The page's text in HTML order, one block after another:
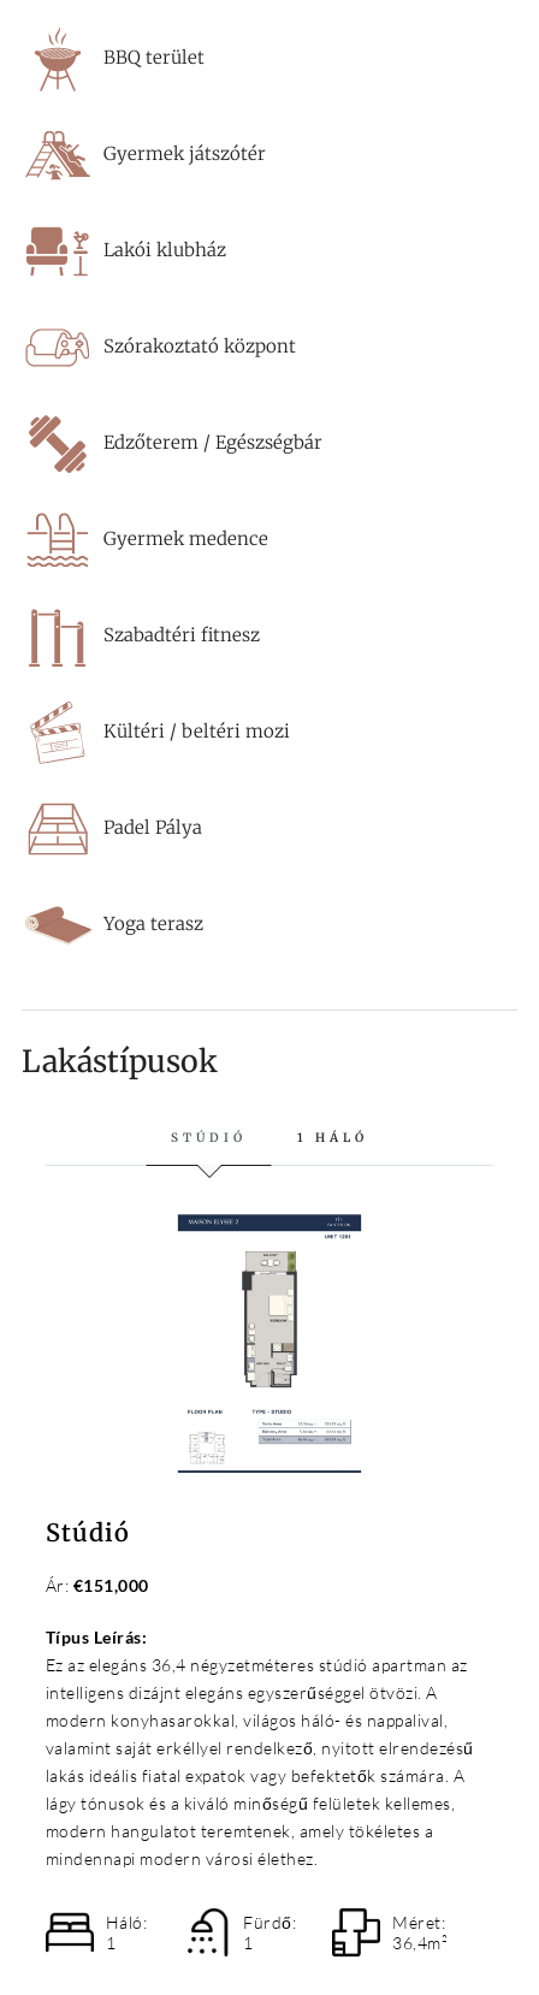
BBQ terület
Gyermek játszótér
Lakói klubház
Szórakoztató központ
Edzőterem / Egészségbár
Gyermek medence
Szabadtéri fitnesz
Kültéri / beltéri mozi
Padel Pálya
Yoga terasz
Lakástípusok
STÚDIÓ 1 HÁLÓ
Stúdió
Ár: €151,000
Típus Leírás:
Ez az elegáns 36,4 négyzetméteres stúdió apartman az
intelligens dizájnt elegáns egyszerűséggel ötvözi. A
modern konyhasarokkal, világos háló- és nappalival,
valamint saját erkéllyel rendelkező, nyitott elrendezésű
lakás ideális fiatal expatok vagy befektetők számára. A
lágy tónusok és a kiváló minőségű felületek kellemes,
modern hangulatot teremtenek, amely tökéletes a
mindennapi modern városi élethez.
Háló:
1
Fürdő:
1
Méret:
36,4m²